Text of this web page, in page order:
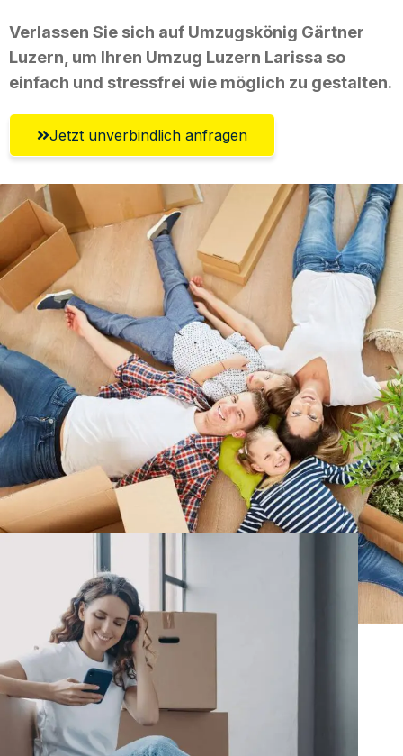
Verlassen Sie sich auf Umzugskönig Gärtner
Luzern, um Ihren Umzug Luzern Larissa so
einfach und stressfrei wie möglich zu gestalten.
Jetzt unverbindlich anfragen